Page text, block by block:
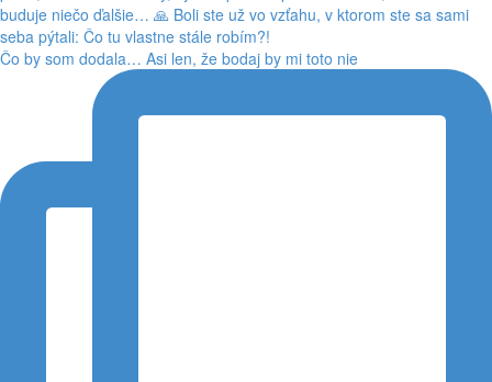
Čo by som dodala… Asi len, že bodaj by mi toto nie